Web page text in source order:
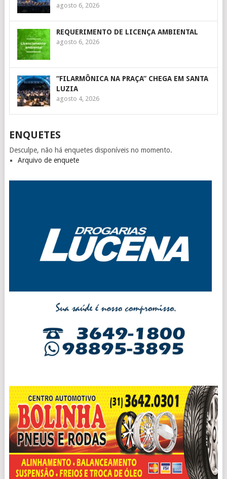
agosto 6, 2026
REQUERIMENTO DE LICENÇA AMBIENTAL
agosto 6, 2026
“FILARMÔNICA NA PRAÇA” CHEGA EM SANTA
LUZIA
agosto 4, 2026
ENQUETES
Desculpe, não há enquetes disponíveis no momento.
Arquivo de enquete